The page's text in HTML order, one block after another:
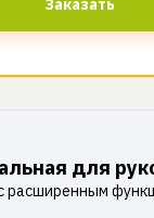
Заказать
для
расширенным